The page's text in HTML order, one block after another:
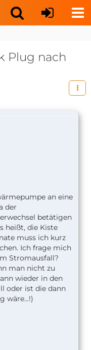
Plug nach
an eine
der
betätigen
heißt, die Kiste
muss ich kurz
Ich frage mich
Stromausfall?
man nicht zu
wieder in den
oder ist die dann
wäre...!)